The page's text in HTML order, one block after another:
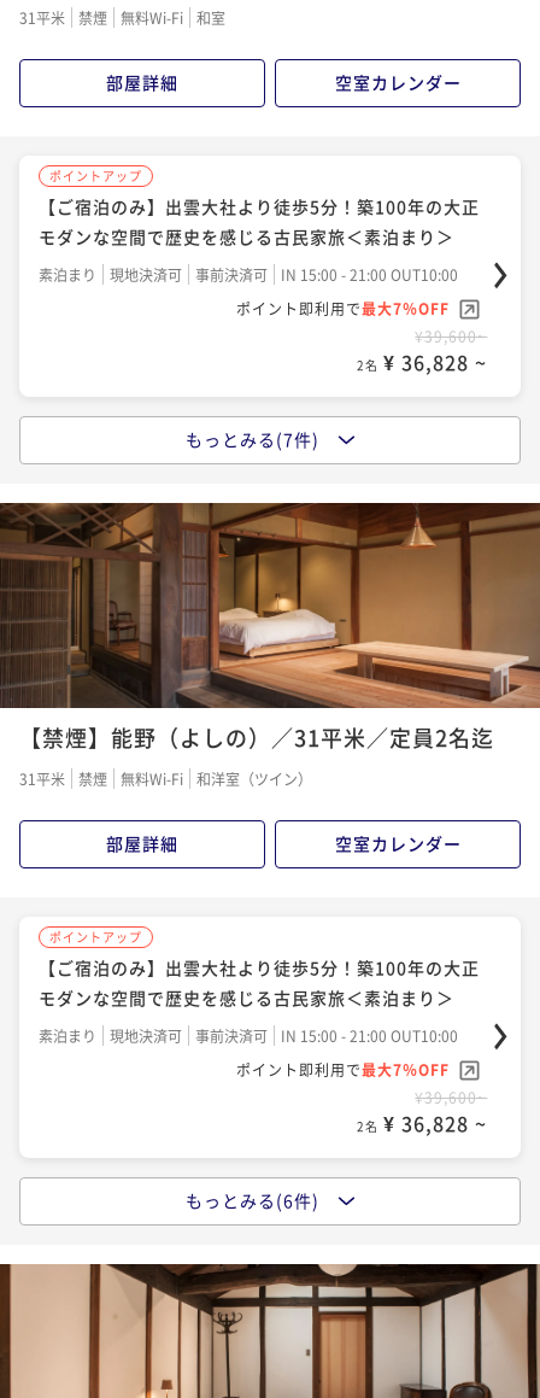
31平米 禁煙 無料Wi-Fi 和室
部屋詳細 空室カレンダー
ポイントアップ
【ご宿泊のみ】出雲大社より徒歩5分！築100年の大正
モダンな空間で歴史を感じる古民家旅＜素泊まり＞
素泊まり 現地決済可 事前決済可
IN 15:00 - 21:00 OUT10:00
ポイント即利用で最大7％OFF
¥39,600~
2名 ¥ 36,828 ~
【朝食付きプラン】古民家で味わう島根の恵み 朝食付
きプラン ＜朝食のみ＞
朝食付き 現地決済可 事前決済可
IN 15:00 - 21:00 OUT10:00
ポイント即利用で
¥46,200~
ポイントアップ
【早割60・2食付き】風土薫る"香りのフレンチ"で出
雲を堪能する古民家旅＜夕朝食付き＞
ポイント即利用で最大7％OFF
¥67,200~
ポイントアップ
【早割30・2食付き】風土薫る"香りのフレンチ"で出
雲を堪能する古民家旅＜夕朝食付き＞
事前決済可
IN 15:00 - 17:30 OUT10:00
最大7％OFF
¥69,200~
2名 ¥ 64,356 ~
【平日限定】築100年大正モダンな古民家に泊まる地元
気分旅＜夕朝食付き＞
事前決済可
IN 15:00 - 17:30 OUT10:00
ポイント即利用で
最大7％OFF
もっとみる(7件)
【禁煙】能野（よしの）／31平米／定員2名迄
31平米 禁煙 無料Wi-Fi 和洋室（ツイン）
部屋詳細 空室カレンダー
ポイントアップ
【ご宿泊のみ】出雲大社より徒歩5分！築100年の大正
モダンな空間で歴史を感じる古民家旅＜素泊まり＞
素泊まり 現地決済可 事前決済可
IN 15:00 - 21:00 OUT10:00
ポイント即利用で最大7％OFF
¥39,600~
2名 ¥ 36,828 ~
【朝食付きプラン】古民家で味わう島根の恵み 朝食付
きプラン ＜朝食のみ＞
現地決済可 事前決済可
IN 15:00 - 21:00 OUT10:00
ポイント即利用で
最大7％OFF
¥46,200~
¥ 42,966 ~
もっとみる(6件)